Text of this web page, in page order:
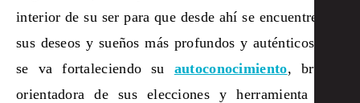
interior de su ser para que desde ahí se encuentre con
sus deseos y sueños más profundos y auténticos. Así
se va fortaleciendo su autoconocimiento, brújula
orientadora de sus elecciones y herramienta para